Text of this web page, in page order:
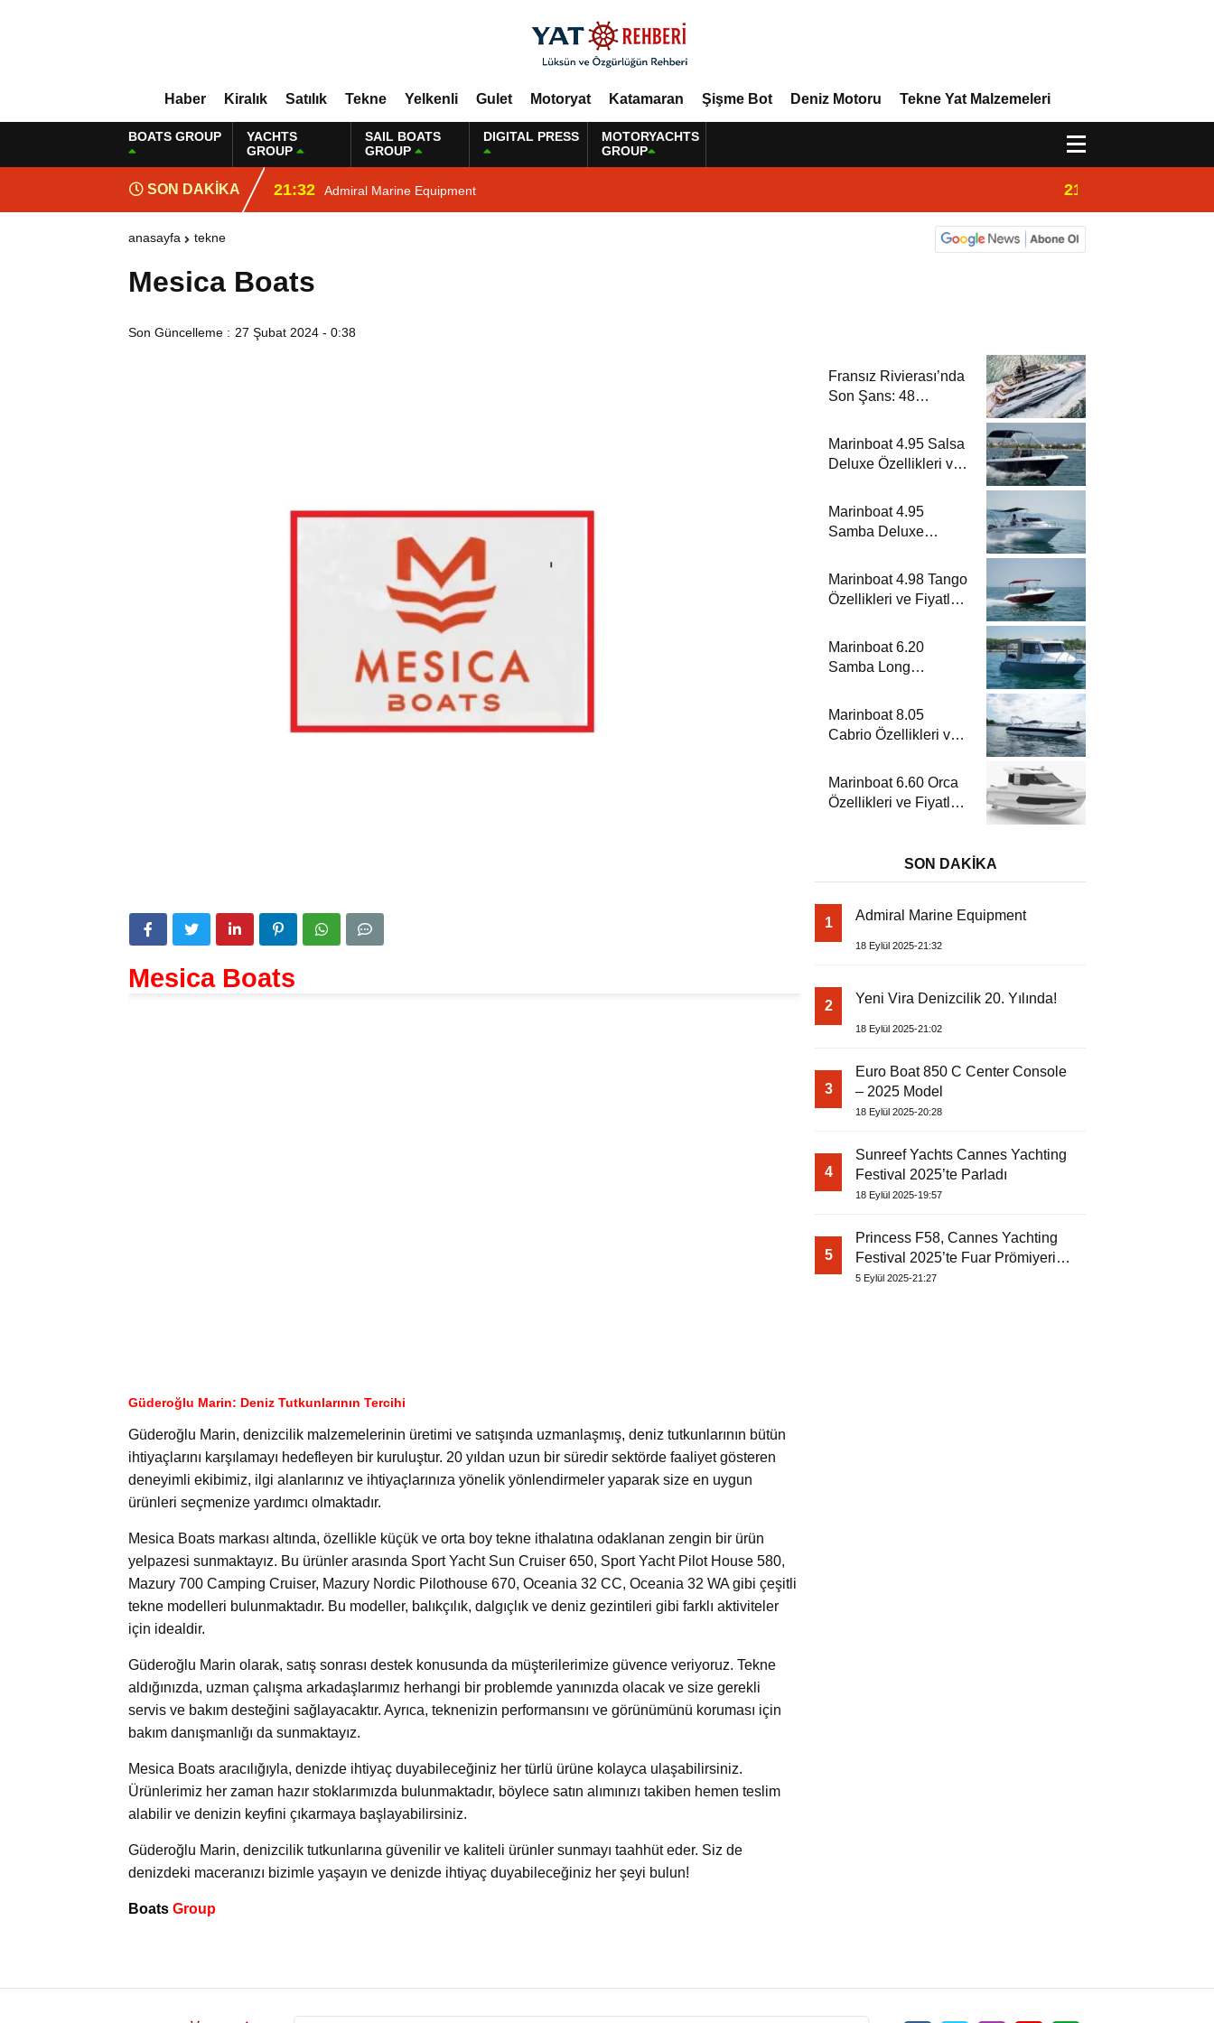
Haber Kiralık Satılık Tekne Yelkenli Gulet Motoryat Katamaran Şişme Bot Deniz Motoru Tekne Yat Malzemeleri
BOATS GROUP
YACHTS
GROUP
SAIL BOATS
GROUP
DIGITAL PRESS
MOTORYACHTS
GROUP
SON DAKİKA 21:32 Admiral Marine Equipment 21:02
anasayfa tekne
Mesica Boats
Son Güncelleme : 27 Şubat 2024 - 0:38
Mesica Boats
Güderoğlu Marin: Deniz Tutkunlarının Tercihi
Güderoğlu Marin, denizcilik malzemelerinin üretimi ve satışında uzmanlaşmış, deniz tutkunlarının bütün
ihtiyaçlarını karşılamayı hedefleyen bir kuruluştur. 20 yıldan uzun bir süredir sektörde faaliyet gösteren
deneyimli ekibimiz, ilgi alanlarınız ve ihtiyaçlarınıza yönelik yönlendirmeler yaparak size en uygun
ürünleri seçmenize yardımcı olmaktadır.
Mesica Boats markası altında, özellikle küçük ve orta boy tekne ithalatına odaklanan zengin bir ürün
yelpazesi sunmaktayız. Bu ürünler arasında Sport Yacht Sun Cruiser 650, Sport Yacht Pilot House 580,
Mazury 700 Camping Cruiser, Mazury Nordic Pilothouse 670, Oceania 32 CC, Oceania 32 WA gibi çeşitli
tekne modelleri bulunmaktadır. Bu modeller, balıkçılık, dalgıçlık ve deniz gezintileri gibi farklı aktiviteler
için idealdir.
Güderoğlu Marin olarak, satış sonrası destek konusunda da müşterilerimize güvence veriyoruz. Tekne
aldığınızda, uzman çalışma arkadaşlarımız herhangi bir problemde yanınızda olacak ve size gerekli
servis ve bakım desteğini sağlayacaktır. Ayrıca, teknenizin performansını ve görünümünü koruması için
bakım danışmanlığı da sunmaktayız.
Mesica Boats aracılığıyla, denizde ihtiyaç duyabileceğiniz her türlü ürüne kolayca ulaşabilirsiniz.
Ürünlerimiz her zaman hazır stoklarımızda bulunmaktadır, böylece satın alımınızı takiben hemen teslim
alabilir ve denizin keyfini çıkarmaya başlayabilirsiniz.
Güderoğlu Marin, denizcilik tutkunlarına güvenilir ve kaliteli ürünler sunmayı taahhüt eder. Siz de
denizdeki maceranızı bizimle yaşayın ve denizde ihtiyaç duyabileceğiniz her şeyi bulun!
Boats Group
Fransız Rivierası’nda
Son Şans: 48
Mükemmel Bir Yat
Tatili
Marinboat 4.95 Salsa
Deluxe Özellikleri ve
Lüks Tekne
Marinboat 4.95
Samba Deluxe
– A Sınıfı Lüks Tekne
Marinboat 4.98 Tango
Özellikleri ve Fiyatları
Tekne
Marinboat 6.20
Samba Long
– A Sınıfı Kompakt
Tekne
Marinboat 8.05
Cabrio Özellikleri ve
Lüks Tekne
Marinboat 6.60 Orca
Özellikleri ve Fiyatları
SON DAKİKA
1 Admiral Marine Equipment
18 Eylül 2025-21:32
2 Yeni Vira Denizcilik 20. Yılında!
18 Eylül 2025-21:02
3
Euro Boat 850 C Center Console
– 2025 Model
18 Eylül 2025-20:28
4
Sunreef Yachts Cannes Yachting
Festival 2025’te Parladı
18 Eylül 2025-19:57
5
Princess F58, Cannes Yachting
Festival 2025’te Fuar Prömiyerini
Yapıyor
5 Eylül 2025-21:27